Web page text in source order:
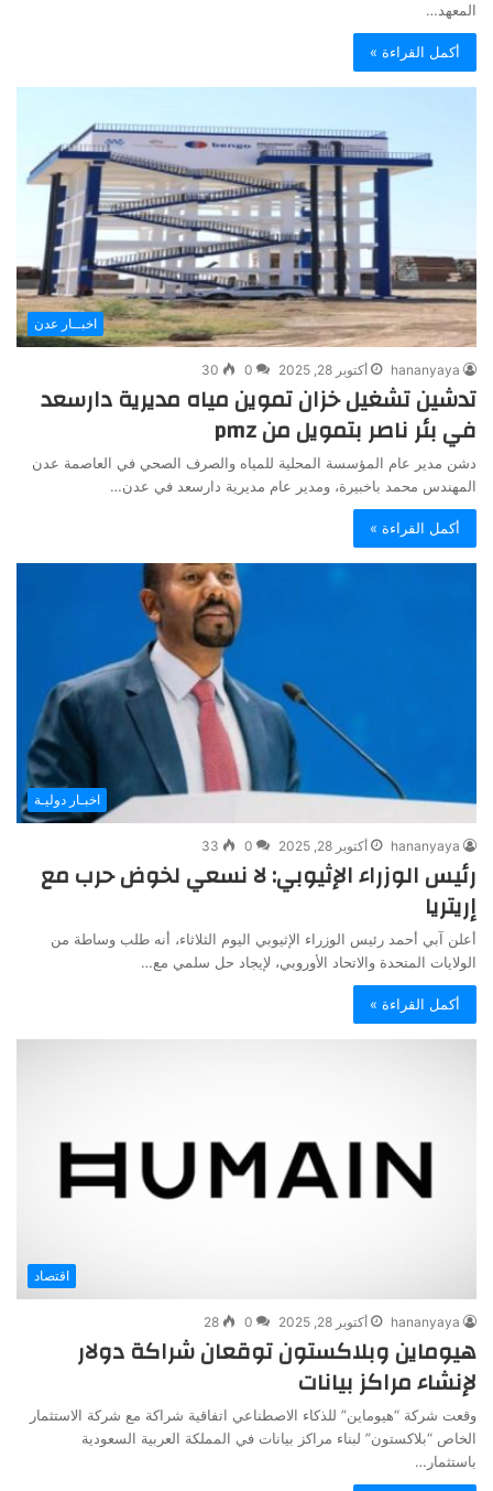
المعهد…
أكمل القراءة »
اخبــار عدن
hananyaya أكتوبر 28, 2025 0
30
تدشين تشغيل خزان تموين مياه مديرية دارسعد
في بئر ناصر بتمويل من pmz
دشن مدير عام المؤسسة المحلية للمياه والصرف الصحي في العاصمة عدن
المهندس محمد باخبيرة، ومدير عام مديرية دارسعد في عدن…
أكمل القراءة »
اخبـار دوليـة
hananyaya أكتوبر 28, 2025 0
33
رئيس الوزراء الإثيوبي: لا نسعي لخوض حرب مع
إريتريا
أعلن آبي أحمد رئيس الوزراء الإثيوبي اليوم الثلاثاء، أنه طلب وساطة من
الولايات المتحدة والاتحاد الأوروبي، لإيجاد حل سلمي مع…
أكمل القراءة »
اقتصاد
hananyaya أكتوبر 28, 2025 0
28
هيوماين وبلاكستون توقعان شراكة دولار
لإنشاء مراكز بيانات
وقعت شركة “هيوماين” للذكاء الاصطناعي اتفاقية شراكة مع شركة الاستثمار
الخاص “بلاكستون” لبناء مراكز بيانات في المملكة العربية السعودية
باستثمار…